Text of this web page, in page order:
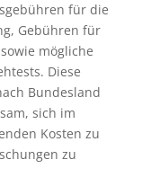
für die
Gebühren für
mögliche
Diese
Bundesland
sich im
Kosten zu
zu